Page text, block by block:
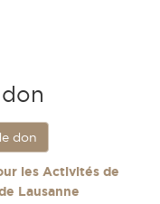
don
les Activités de
Lausanne